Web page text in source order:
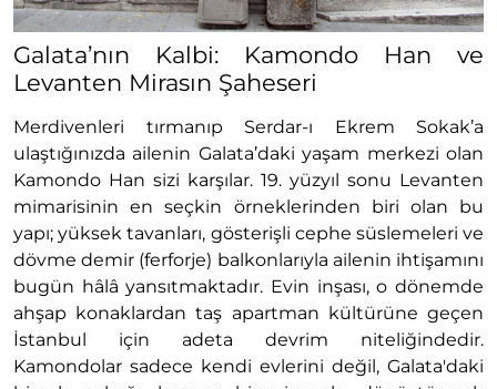
Galata’nın Kalbi: Kamondo Han ve
Levanten Mirasın Şaheseri
Merdivenleri tırmanıp Serdar-ı Ekrem Sokak’a
ulaştığınızda ailenin Galata’daki yaşam merkezi olan
Kamondo Han sizi karşılar. 19. yüzyıl sonu Levanten
mimarisinin en seçkin örneklerinden biri olan bu
yapı; yüksek tavanları, gösterişli cephe süslemeleri ve
dövme demir (ferforje) balkonlarıyla ailenin ihtişamını
bugün hâlâ yansıtmaktadır. Evin inşası, o dönemde
ahşap konaklardan taş apartman kültürüne geçen
İstanbul için adeta devrim niteliğindedir.
Kamondolar sadece kendi evlerini değil, Galata'daki